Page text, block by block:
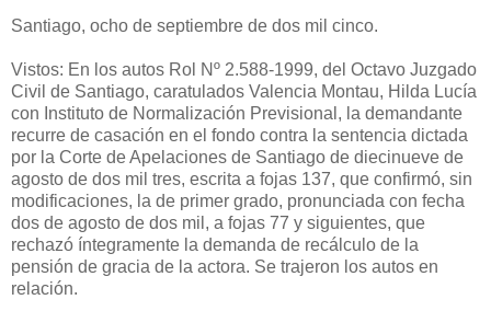
Santiago, ocho de septiembre de dos mil cinco.
Vistos: En los autos Rol Nº 2.588-1999, del Octavo Juzgado
Civil de Santiago, caratulados Valencia Montau, Hilda Lucía
con Instituto de Normalización Previsional, la demandante
recurre de casación en el fondo contra la sentencia dictada
por la Corte de Apelaciones de Santiago de diecinueve de
agosto de dos mil tres, escrita a fojas 137, que confirmó, sin
modificaciones, la de primer grado, pronunciada con fecha
dos de agosto de dos mil, a fojas 77 y siguientes, que
rechazó íntegramente la demanda de recálculo de la
pensión de gracia de la actora. Se trajeron los autos en
relación.